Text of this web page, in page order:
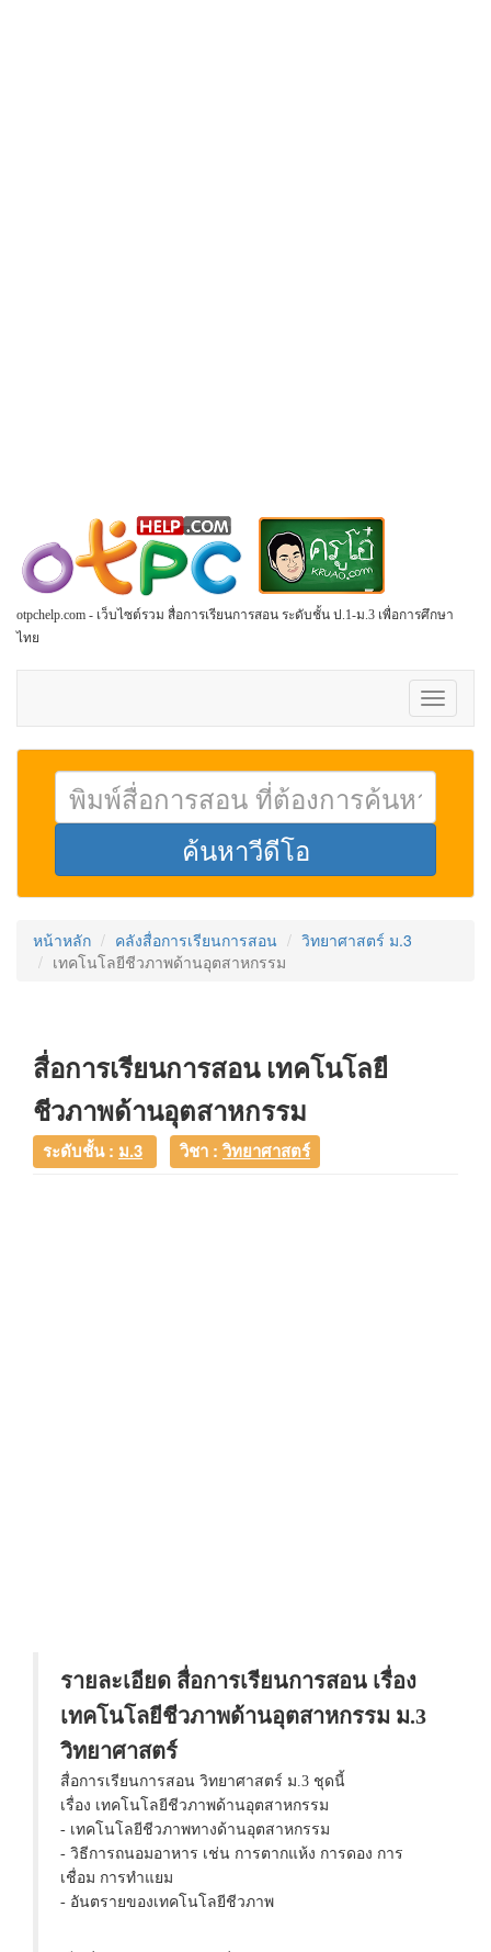
otpchelp.com - เว็บไซต์รวม สื่อการเรียนการสอน ระดับชั้น ป.1-ม.3 เพื่อการศึกษา
ไทย
Toggle
หน้าหลัก คลังสื่อการเรียนการสอน
วิทยาศาสตร์ ม.3
เทคโนโลยีชีวภาพด้านอุตสาหกรรม
สื่อการเรียนการสอน เทคโนโลยี
ชีวภาพด้านอุตสาหกรรม
ระดับชั้น : ม.3 วิชา :วิทยาศาสตร์
รายละเอียด สื่อการเรียนการสอน เรื่อง
เทคโนโลยีชีวภาพด้านอุตสาหกรรม ม.3
วิทยาศาสตร์
สื่อการเรียนการสอน วิทยาศาสตร์ ม.3 ชุดนี้
เรื่อง เทคโนโลยีชีวภาพด้านอุตสาหกรรม
- เทคโนโลยีชีวภาพทางด้านอุตสาหกรรม
- วิธีการถนอมอาหาร เช่น การตากแห้ง การดอง การ
เชื่อม การทำแยม
- อันตรายของเทคโนโลยีชีวภาพ